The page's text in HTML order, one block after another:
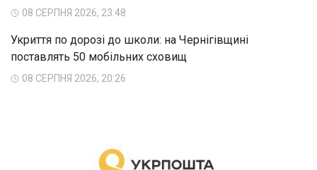
08 СЕРПНЯ 2026, 23:48
Укриття по дорозі до школи: на Чернігівщині
поставлять 50 мобільних сховищ
08 СЕРПНЯ 2026, 20:26